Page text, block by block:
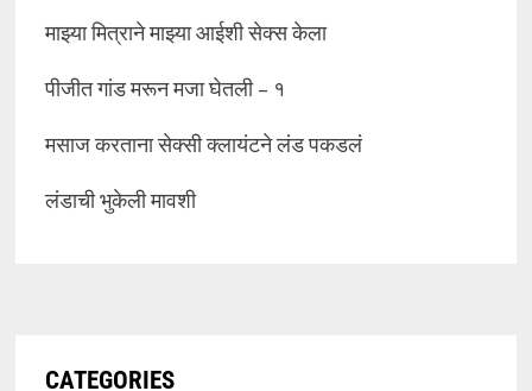
माझ्या मित्राने माझ्या आईशी सेक्स केला
पीजीत गांड मरून मजा घेतली – १
मसाज करताना सेक्सी क्लायंटने लंड पकडलं
लंडाची भुकेली मावशी
CATEGORIES